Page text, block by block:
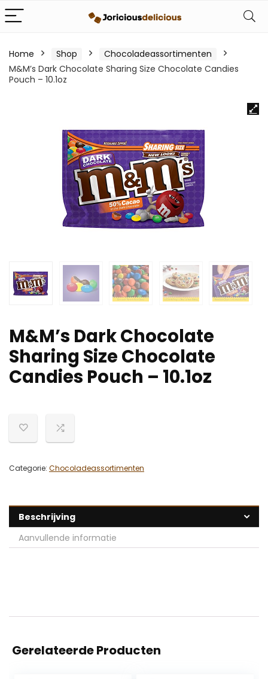
Home Shop
Chocoladeassortimenten
M&M’s Dark Chocolate Sharing Size Chocolate Candies
Pouch – 10.1oz
M&M’s Dark Chocolate
Sharing Size Chocolate
Candies Pouch – 10.1oz
Categorie: Chocoladeassortimenten
Beschrijving
Aanvullende informatie
Gerelateerde Producten